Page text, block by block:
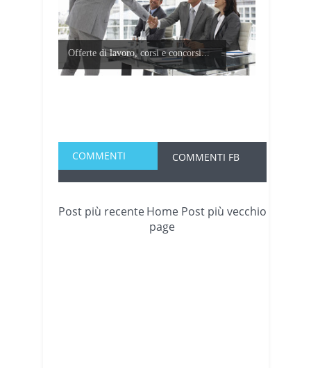
Offerte di lavoro, corsi e concorsi...
COMMENTI COMMENTI FB
Post più recente Post più vecchio
Home
page